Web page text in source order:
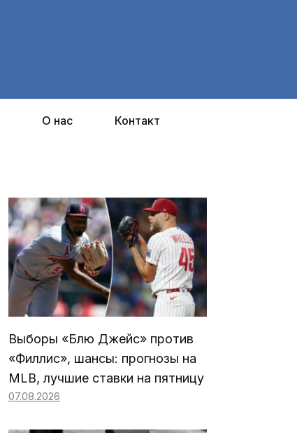
О нас Контакт
Выборы «Блю Джейс» против
«Филлис», шансы: прогнозы на
MLB, лучшие ставки на пятницу
07.08.2026